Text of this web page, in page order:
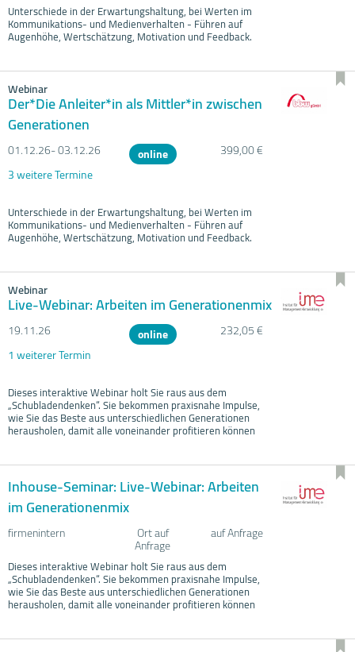
Unterschiede in der Erwartungshaltung, bei Werten im
Kommunikations- und Medienverhalten - Führen auf
Augenhöhe, Wertschätzung, Motivation und Feedback.
Webinar
Der*Die Anleiter*in als Mittler*in zwischen
Generationen
01.12.26- 03.12.26 online
399,00 €
3 weitere Termine
Unterschiede in der Erwartungshaltung, bei Werten im
Kommunikations- und Medienverhalten - Führen auf
Augenhöhe, Wertschätzung, Motivation und Feedback.
Webinar
Live-Webinar: Arbeiten im Generationenmix
19.11.26 online
232,05 €
1 weiterer Termin
Dieses interaktive Webinar holt Sie raus aus dem
„Schubladendenken“. Sie bekommen praxisnahe Impulse,
wie Sie das Beste aus unterschiedlichen Generationen
herausholen, damit alle voneinander profitieren können
Inhouse-Seminar: Live-Webinar: Arbeiten
im Generationenmix
firmenintern Ort auf
Anfrage
auf Anfrage
Dieses interaktive Webinar holt Sie raus aus dem
„Schubladendenken“. Sie bekommen praxisnahe Impulse,
wie Sie das Beste aus unterschiedlichen Generationen
herausholen, damit alle voneinander profitieren können